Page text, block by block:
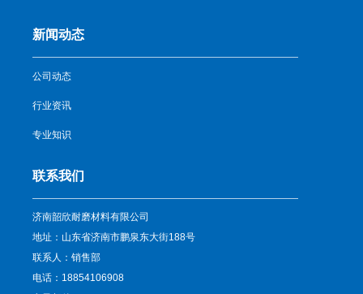
新闻动态
公司动态
行业资讯
专业知识
联系我们
济南韶欣耐磨材料有限公司
地址：山东省济南市鹏泉东大街188号
联系人：销售部
电话：18854106908